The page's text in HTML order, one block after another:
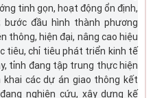
tinh gọn, hoạt động ổn định,
bước đầu hình thành phương
thông, hiện đại, nâng cao hiệu
tiêu, chỉ tiêu phát triển kinh tế
tỉnh đang tập trung thực hiện
các dự án giao thông kết
nghiên cứu, xây dựng kế